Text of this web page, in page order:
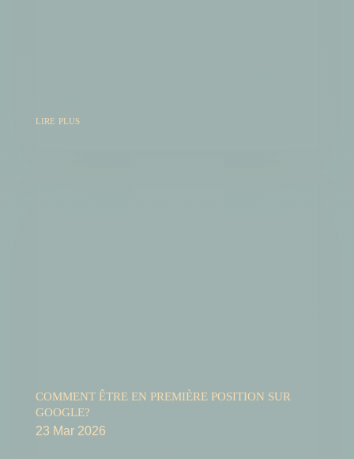
lire plus
COMMENT ÊTRE EN PREMIÈRE POSITION SUR
GOOGLE?
23 Mar 2026